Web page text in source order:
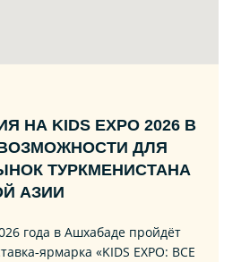
НА KIDS EXPO 2026 В
ДЛЯ
ТУРКМЕНИСТАНА
АЗИИ
года в Ашхабаде пройдёт
«KIDS EXPO: ВСЕ